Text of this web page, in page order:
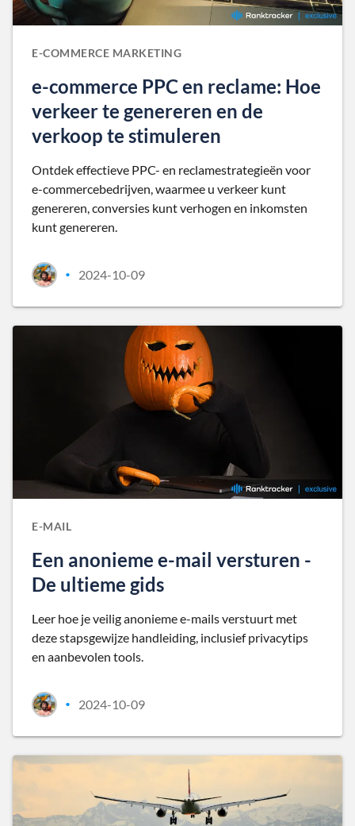
E-COMMERCE MARKETING
e-commerce PPC en reclame: Hoe
verkeer te genereren en de
verkoop te stimuleren
Ontdek effectieve PPC- en reclamestrategieën voor
e-commercebedrijven, waarmee u verkeer kunt
genereren, conversies kunt verhogen en inkomsten
kunt genereren.
• 2024-10-09
E-MAIL
Een anonieme e-mail versturen -
De ultieme gids
Leer hoe je veilig anonieme e-mails verstuurt met
deze stapsgewijze handleiding, inclusief privacytips
en aanbevolen tools.
• 2024-10-09